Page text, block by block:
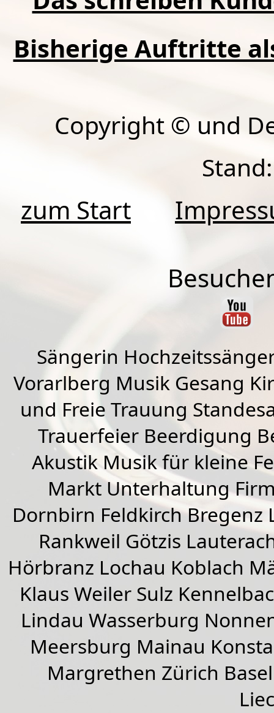
Bisherige Auftritte
Copyright © und
zum Start
Sängerin
Vorarlberg Musik Gesang
und Freie Trauung
Trauerfeier Beerdigung
Akustik Musik für kleine
Markt Unterhaltung
Dornbirn FeldkirchBregenz
Rankweil Götzis
Hörbranz Lochau Koblach
Klaus Weiler Sulz
Lindau Wasserburg
Meersburg Mainau
Margrethen Zürich